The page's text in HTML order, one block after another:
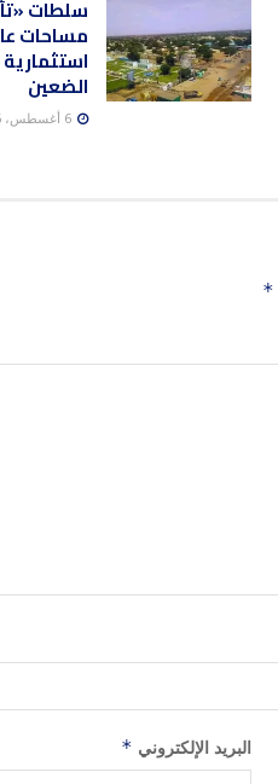
سلطات
مساحات
الضعين
*
البريد الإلكتروني *